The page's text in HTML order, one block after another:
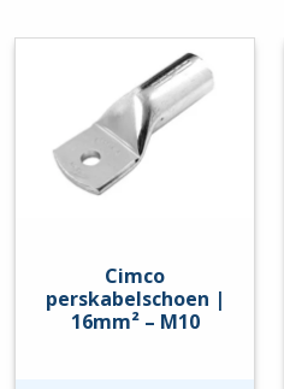
Cimco
perskabelschoen |
16mm² – M10